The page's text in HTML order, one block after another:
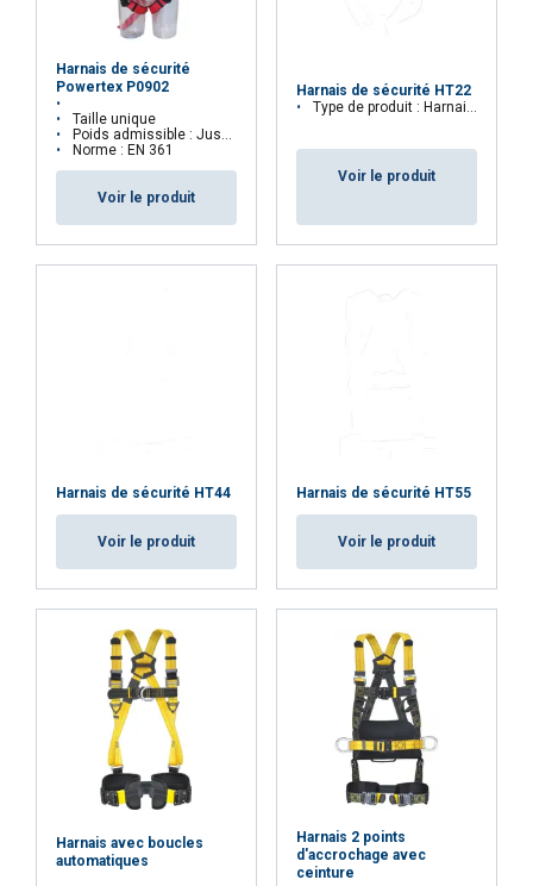
Harnais de sécurité
Powertex P0902
Taille unique
Poids admissible : Jusqu'à 100 kg
Norme : EN 361
Voir le produit
Harnais de sécurité HT22
Type de produit : Harnais de sécurité
Voir le produit
Harnais de sécurité HT44
Voir le produit
Harnais de sécurité HT55
Voir le produit
Harnais avec boucles
automatiques
Harnais 2 points
d'accrochage avec
ceinture
Strictement
nécessaires
Fonctionnalité
ACCEPTER TOUT